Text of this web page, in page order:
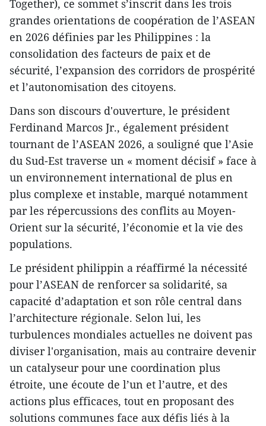
Together), ce sommet s’inscrit dans les trois
grandes orientations de coopération de l’ASEAN
en 2026 définies par les Philippines : la
consolidation des facteurs de paix et de
sécurité, l’expansion des corridors de prospérité
et l’autonomisation des citoyens.
Dans son discours d'ouverture, le président
Ferdinand Marcos Jr., également président
tournant de l’ASEAN 2026, a souligné que l’Asie
du Sud-Est traverse un « moment décisif » face à
un environnement international de plus en
plus complexe et instable, marqué notamment
par les répercussions des conflits au Moyen-
Orient sur la sécurité, l’économie et la vie des
populations.
Le président philippin a réaffirmé la nécessité
pour l’ASEAN de renforcer sa solidarité, sa
capacité d’adaptation et son rôle central dans
l’architecture régionale. Selon lui, les
turbulences mondiales actuelles ne doivent pas
diviser l'organisation, mais au contraire devenir
un catalyseur pour une coordination plus
étroite, une écoute de l’un et l’autre, et des
actions plus efficaces, tout en proposant des
solutions communes face aux défis liés à la